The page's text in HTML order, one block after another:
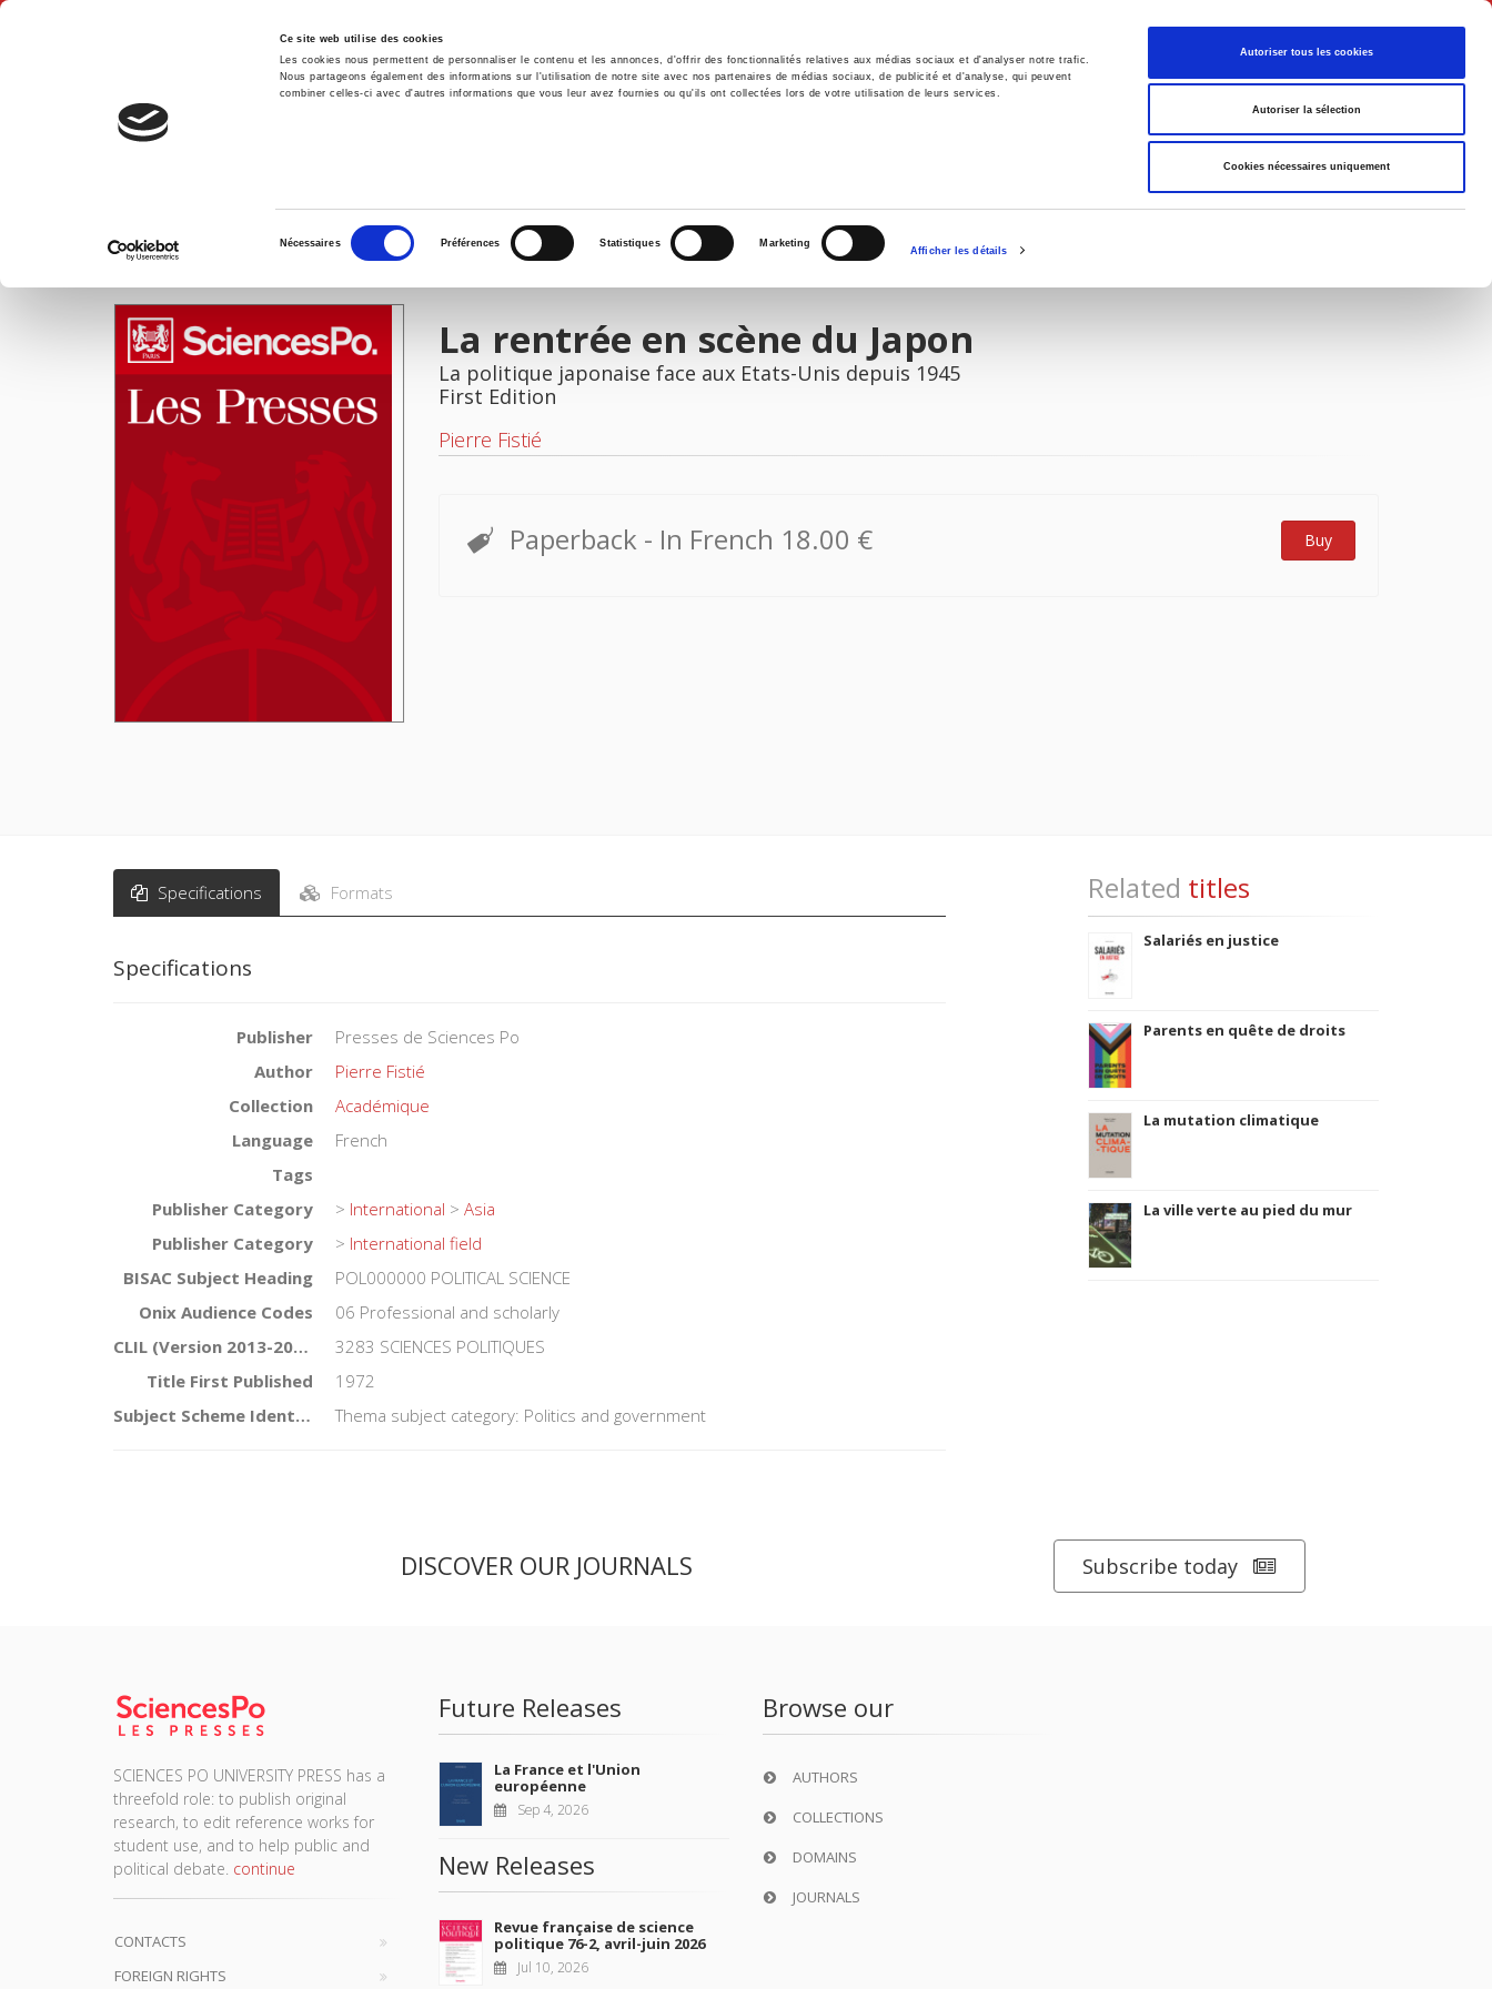
Ce site web utilise des cookies
Les cookies nous permettent de personnaliser le contenu et les annonces, d'offrir des fonctionnalités relatives aux médias sociaux et d'analyser notre trafic.
Nous partageons également des informations sur l'utilisation de notre site avec nos partenaires de médias sociaux, de publicité et d'analyse, qui peuvent
combiner celles-ci avec d'autres informations que vous leur avez fournies ou qu'ils ont collectées lors de votre utilisation de leurs services.
consentement
Nécessaires Préférences Statistiques Marketing
Afficher les détails
Autoriser tous les cookies
Autoriser la sélection
Cookies nécessaires uniquement
English
Home Environment History International Politics
IMAGES
La rentrée en scène du Japon
La politique japonaise face aux Etats-Unis depuis 1945
First Edition
Pierre Fistié
Paperback - In French 18.00 € Buy
Specifications Formats
Specifications
Publisher
Presses de Sciences Po
Author
Pierre Fistié
Collection
Académique
Language
French
Tags
Publisher Category
> International > Asia
Publisher Category
> International field
BISAC Subject Heading
POL000000 POLITICAL SCIENCE
Onix Audience Codes
06 Professional and scholarly
CLIL (Version 2013-2019)
3283 SCIENCES POLITIQUES
Title First Published
1972
Subject Scheme Identifier Code
Thema subject category: Politics and government
Related titles
Salariés en justice
Parents en quête de droits
La mutation climatique
La ville verte au pied du mur
DISCOVER OUR JOURNALS Subscribe today
SCIENCES PO UNIVERSITY PRESS has a
threefold role: to publish original
research, to edit reference works for
student use, and to help public and
political debate. continue
CONTACTS
FOREIGN RIGHTS
Future Releases
La France et l'Union
européenne
Sep 4, 2026
New Releases
Revue française de science
politique 76-2, avril-juin 2026
Jul 10, 2026
Browse our
AUTHORS
COLLECTIONS
DOMAINS
JOURNALS